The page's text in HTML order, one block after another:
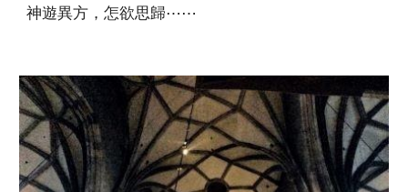
神遊異方，怎欲思歸⋯⋯